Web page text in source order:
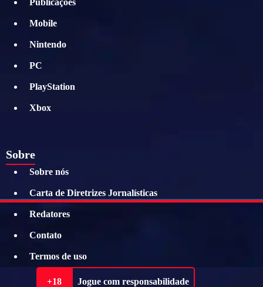
Publicações
Mobile
Nintendo
PC
PlayStation
Xbox
Sobre
Sobre nós
Carta de Diretrizes Jornalísticas
Redatores
Contato
Termos de uso
+18 Jogue com responsabilidade